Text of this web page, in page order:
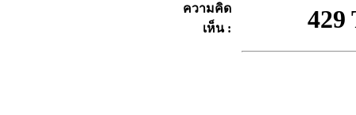
ความคิด
เห็น :